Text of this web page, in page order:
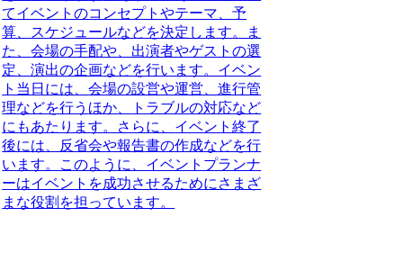
てイベントのコンセプトやテーマ、予
算、スケジュールなどを決定します。ま
た、会場の手配や、出演者やゲストの選
定、演出の企画などを行います。イベン
ト当日には、会場の設営や運営、進行管
理などを行う ほか、
トラブルの対応など
にもあたります。さらに、 イベント終了
後には、反省会や報告書の作成などを行
います。このように、イベントプランナ
ーはイベントを成功させるためにさまざ
まな役割を担っています。